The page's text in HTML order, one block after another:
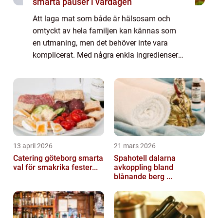
Att laga mat som både är hälsosam och
omtyckt av hela familjen kan kännas som
en utmaning, men det behöver inte vara
komplicerat. Med några enkla ingredienser
ger nä...
13 april 2026
Catering göteborg smarta
val för smakrika fester...
21 mars 2026
Spahotell dalarna
avkoppling bland
blånande berg ...